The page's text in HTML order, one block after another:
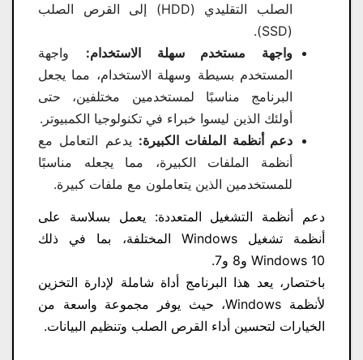
الصلب التقليدي (HDD) إلى القرص الصلب
(SSD).
واجهة مستخدم سهلة الاستخدام: واجهة
المستخدم بسيطة وسهلة الاستخدام، مما يجعل
البرنامج مناسبًا لمستخدمين مختلفين، حتى
أولئك الذين ليسوا خبراء في تكنولوجيا الكمبيوتر.
دعم أنظمة الملفات الكبيرة: يدعم التعامل مع
أنظمة الملفات الكبيرة، مما يجعله مناسبًا
للمستخدمين الذين يتعاملون مع ملفات كبيرة.
دعم أنظمة التشغيل المتعددة: يعمل بسلاسة على
أنظمة تشغيل Windows المختلفة، بما في ذلك
Windows 10 و8 و7.
باختصار، يعد هذا البرنامج أداة شاملة لإدارة التخزين
لأنظمة Windows، حيث يوفر مجموعة واسعة من
الخيارات لتحسين أداء القرص الصلب وتنظيم البيانات.